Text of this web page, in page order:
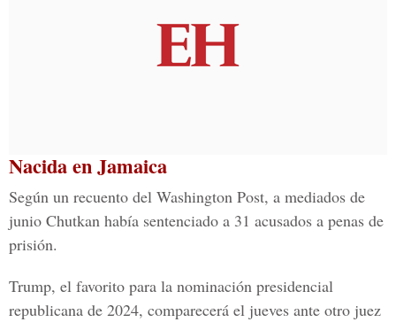
Nacida en Jamaica
Según un recuento del Washington Post, a mediados de
junio Chutkan había sentenciado a 31 acusados a penas de
prisión.
Trump, el favorito para la nominación presidencial
republicana de 2024, comparecerá el jueves ante otro juez